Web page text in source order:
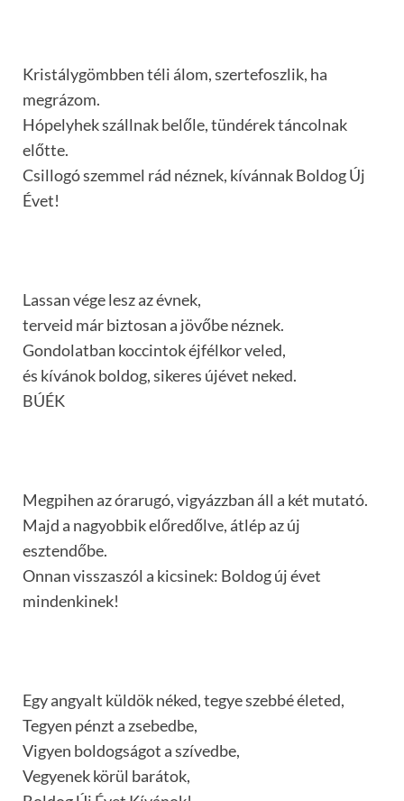
Kristálygömbben téli álom, szertefoszlik, ha
megrázom.
Hópelyhek szállnak belőle, tündérek táncolnak
előtte.
Csillogó szemmel rád néznek, kívánnak Boldog Új
Évet!
Lassan vége lesz az évnek,
terveid már biztosan a jövőbe néznek.
Gondolatban koccintok éjfélkor veled,
és kívánok boldog, sikeres újévet neked.
BÚÉK
Megpihen az órarugó, vigyázzban áll a két mutató.
Majd a nagyobbik előredőlve, átlép az új
esztendőbe.
Onnan visszaszól a kicsinek: Boldog új évet
mindenkinek!
Egy angyalt küldök néked, tegye szebbé életed,
Tegyen pénzt a zsebedbe,
Vigyen boldogságot a szívedbe,
Vegyenek körül barátok,